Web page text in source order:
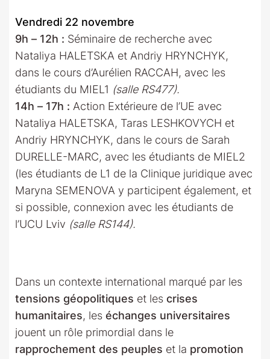
Vendredi 22 novembre
9h – 12h : Séminaire de recherche avec
Nataliya HALETSKA et Andriy HRYNCHYK,
dans le cours d’Aurélien RACCAH, avec les
étudiants du MIEL1 (salle RS477).
14h – 17h : Action Extérieure de l’UE avec
Nataliya HALETSKA, Taras LESHKOVYCH et
Andriy HRYNCHYK, dans le cours de Sarah
DURELLE-MARC, avec les étudiants de MIEL2
(les étudiants de L1 de la Clinique juridique avec
Maryna SEMENOVA y participent également, et
si possible, connexion avec les étudiants de
l’UCU Lviv (salle RS144).
Dans un contexte international marqué par les
tensions géopolitiques et les crises
humanitaires, les échanges universitaires
jouent un rôle primordial dans le
rapprochement des peuples et la promotion